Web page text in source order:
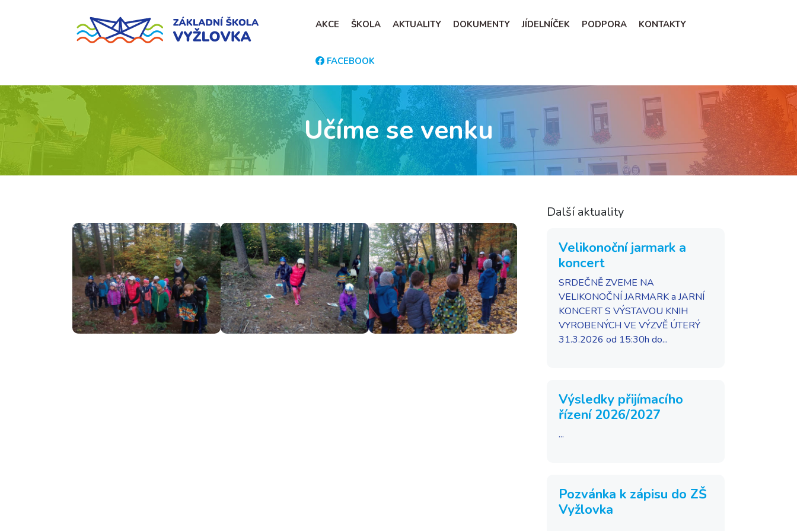
AKCE ŠKOLA AKTUALITY DOKUMENTY JÍDELNÍČEK PODPORA KONTAKTY
FACEBOOK
Učíme se venku
Další aktuality
Velikonoční jarmark a
koncert
SRDEČNĚ ZVEME NA
VELIKONOČNÍ JARMARK a JARNÍ
KONCERT S VÝSTAVOU KNIH
VYROBENÝCH VE VÝZVĚ ÚTERÝ
31.3.2026 od 15:30h do...
Výsledky přijímacího
řízení 2026/2027
...
Pozvánka k zápisu do ZŠ
Vyžlovka